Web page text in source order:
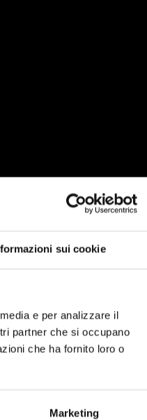
sui cookie
e per analizzare il
partner che si occupano
che ha fornito loro o
Marketing